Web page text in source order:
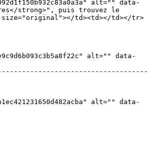
alt="" data-
strong>", puis trouvez le
size="original"></td><td></td></tr>
alt="" data-
alt="" data-